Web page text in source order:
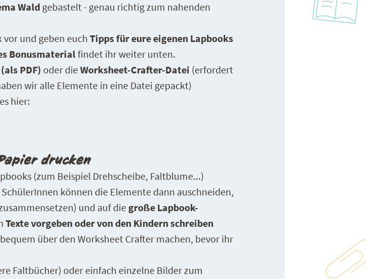
Wald gebastelt - genau richtig zum nahenden
und geben euchTipps für eure eigenen Lapbooks
Bonusmaterialfindet ihr weiter unten.
PDF) oder dieWorksheet-Crafter-Datei (erfordert
wir alle Elemente in eine Datei gepackt)
hier:
drucken
(zum Beispiel Drehscheibe, Faltblume...)
können die Elemente dann auschneiden,
und auf die große Lapbook-
Texte vorgebenoder von den Kindern schreiben
über den Worksheet Crafter machen, bevor ihr
Faltbücher) oder einfach einzelne Bilder zum